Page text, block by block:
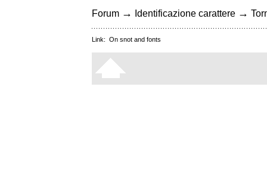
Forum → Identificazione carattere →
Link: On snot and fonts